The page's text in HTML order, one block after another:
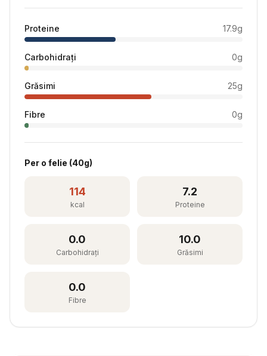
Proteine 17.9g
Carbohidrați 0g
Grăsimi 25g
Fibre 0g
Per o felie (40g)
114
kcal
7.2
Proteine
0.0
Carbohidrați
10.0
Grăsimi
0.0
Fibre